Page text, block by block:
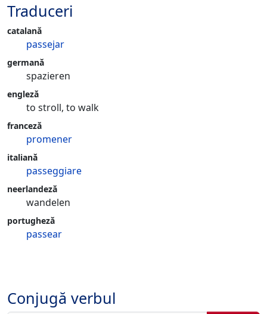
Traduceri
catalană
passejar
germană
spazieren
engleză
to stroll, to walk
franceză
promener
italiană
passeggiare
neerlandeză
wandelen
portugheză
passear
Conjugă verbul